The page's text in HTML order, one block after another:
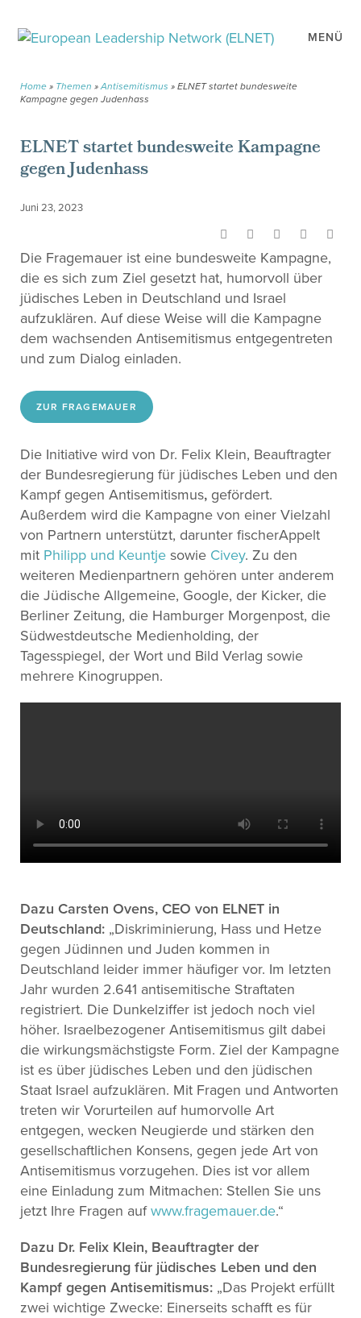
MENÜ
Home » Themen »Antisemitismus » ELNET startet bundesweite
Kampagne gegen Judenhass
ELNET startet bundesweite Kampagne
gegen Judenhass
Juni 23, 2023
Die Fragemauer ist eine bundesweite Kampagne,
die es sich zum Ziel gesetzt hat, humorvoll über
jüdisches Leben in Deutschland und Israel
aufzuklären. Auf diese Weise will die Kampagne
dem wachsenden Antisemitismus entgegentreten
und zum Dialog einladen.
ZUR FRAGEMAUER
Die Initiative wird von Dr. Felix Klein, Beauftragter
der Bundesregierung für jüdisches Leben und den
Kampf gegen Antisemitismus, gefördert.
Außerdem wird die Kampagne von einer Vielzahl
von Partnern unterstützt, darunter fischerAppelt
mit Philipp und Keuntje sowie Civey. Zu den
weiteren Medienpartnern gehören unter anderem
die Jüdische Allgemeine, Google, der Kicker, die
Berliner Zeitung, die Hamburger Morgenpost, die
Südwestdeutsche Medienholding, der
Tagesspiegel, der Wort und Bild Verlag sowie
mehrere Kinogruppen.
Dazu Carsten Ovens, CEO von ELNET in
Deutschland: „Diskriminierung, Hass und Hetze
gegen Jüdinnen und Juden kommen in
Deutschland leider immer häufiger vor. Im letzten
Jahr wurden 2.641 antisemitische Straftaten
registriert. Die Dunkelziffer ist jedoch noch viel
höher. Israelbezogener Antisemitismus gilt dabei
die wirkungsmächstigste Form. Ziel der Kampagne
ist es über jüdisches Leben und den jüdischen
Staat Israel aufzuklären. Mit Fragen und Antworten
treten wir Vorurteilen auf humorvolle Art
entgegen, wecken Neugierde und stärken den
gesellschaftlichen Konsens, gegen jede Art von
Antisemitismus vorzugehen. Dies ist vor allem
eine Einladung zum Mitmachen: Stellen Sie uns
jetzt Ihre Fragen aufwww.fragemauer.de.“
Dazu Dr. Felix Klein, Beauftragter der
Bundesregierung für jüdisches Leben und den
Kampf gegen Antisemitismus: „Das Projekt erfüllt
zwei wichtige Zwecke: Einerseits schafft es für